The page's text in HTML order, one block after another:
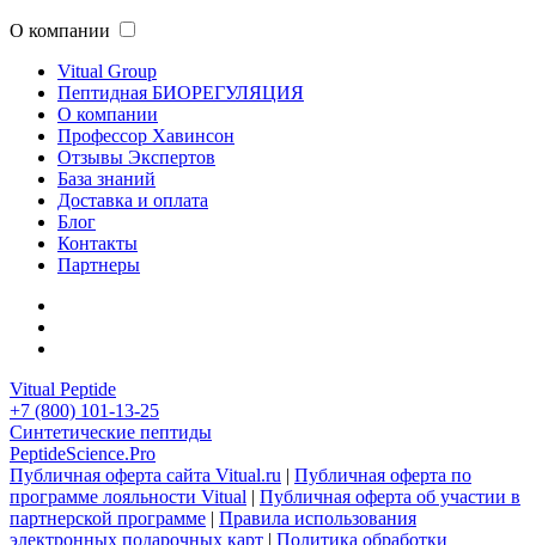
О компании
Vitual Group
Пептидная БИОРЕГУЛЯЦИЯ
О компании
Профессор Хавинсон
Отзывы Экспертов
База знаний
Доставка и оплата
Блог
Контакты
Партнеры
Vitual Peptide
+7 (800) 101-13-25
Синтетические пептиды
PeptideScience.Pro
Публичная оферта сайта Vitual.ru | Публичная оферта по
программе лояльности Vitual | Публичная оферта об участии в
партнерской программе | Правила использования
электронных подарочных карт | Политика обработки